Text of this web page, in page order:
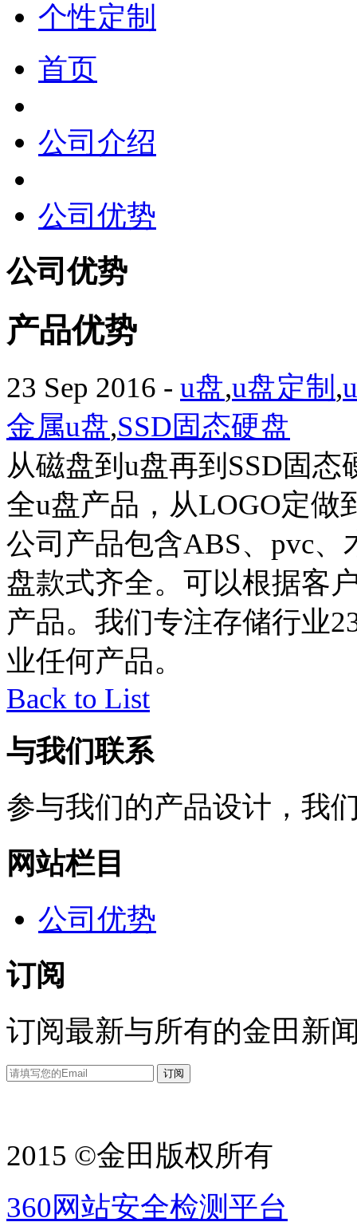
个性定制
首页
公司介绍
公司优势
公司优势
产品优势
23 Sep 2016 - u盘,u盘定制 ,
金属u盘,SSD固态硬盘
从磁盘到u盘再到SSD固
全u盘产品，从LOGO定做
公司产品包含ABS、pvc
盘款式齐全。可以根据客
产品。 我们专注存储行业
业任何产品。
Back to List
与我们联系
参与我们的产品设计，我
网站栏目
公司优势
订阅
订阅最新与所有的金田新
2015 ©金田版权所有
360网站安全检测平台